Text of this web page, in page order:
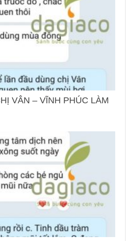
VÂN – VĨNH PHÚC LÀM